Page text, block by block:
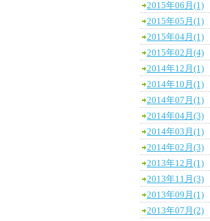
2015年06月(1)
2015年05月(1)
2015年04月(1)
2015年02月(4)
2014年12月(1)
2014年10月(1)
2014年07月(1)
2014年04月(3)
2014年03月(1)
2014年02月(3)
2013年12月(1)
2013年11月(3)
2013年09月(1)
2013年07月(2)